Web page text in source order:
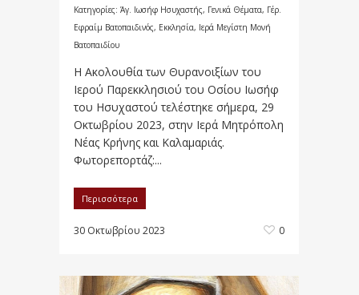
Κατηγορίες: Άγ. Ιωσήφ Ησυχαστής, Γενικά Θέματα, Γέρ.
Εφραίμ Βατοπαιδινός, Εκκλησία, Ιερά Μεγίστη Μονή
Βατοπαιδίου
Η Ακολουθία των Θυρανοιξίων του
Ιερού Παρεκκλησιού του Οσίου Ιωσήφ
του Ησυχαστού τελέστηκε σήμερα, 29
Οκτωβρίου 2023, στην Ιερά Μητρόπολη
Νέας Κρήνης και Καλαμαριάς.
Φωτορεπορτάζ:...
Περισσότερα
30 Οκτωβρίου 2023 0